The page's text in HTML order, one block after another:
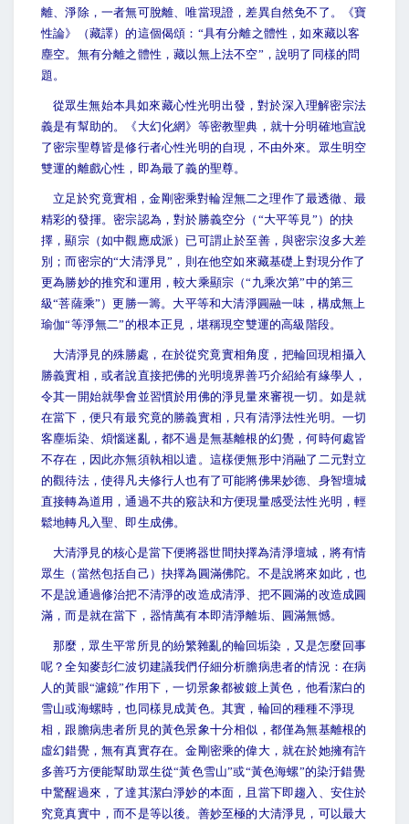
離、淨除，一者無可脫離、唯當現證，差異自然免不了。《寶
性論》（藏譯）的這個偈頌：“具有分離之體性，如來藏以客
塵空。無有分離之體性，藏以無上法不空”，說明了同樣的問
題。
從眾生無始本具如來藏心性光明出發，對於深入理解密宗法
義是有幫助的。《大幻化網》等密教聖典，就十分明確地宣說
了密宗聖尊皆是修行者心性光明的自現，不由外來。眾生明空
雙運的離戲心性，即為最了義的聖尊。
立足於究竟實相，金剛密乘對輪涅無二之理作了最透徹、最
精彩的發揮。密宗認為，對於勝義空分（“大平等見”）的抉
擇，顯宗（如中觀應成派）已可謂止於至善，與密宗沒多大差
別；而密宗的“大清淨見”，則在他空如來藏基礎上對現分作了
更為勝妙的推究和運用，較大乘顯宗（“九乘次第”中的第三
級“菩薩乘”）更勝一籌。大平等和大清淨圓融一味，構成無上
瑜伽“等淨無二”的根本正見，堪稱現空雙運的高級階段。
大清淨見的殊勝處，在於從究竟實相角度，把輪回現相攝入
勝義實相，或者說直接把佛的光明境界善巧介紹給有緣學人，
令其一開始就學會並習慣於用佛的淨見量來審視一切。如是就
在當下，便只有最究竟的勝義實相，只有清淨法性光明。一切
客塵垢染、煩惱迷亂，都不過是無基離根的幻覺，何時何處皆
不存在，因此亦無須執相以遣。這樣便無形中消融了二元對立
的觀待法，使得凡夫修行人也有了可能將佛果妙德、身智壇城
直接轉為道用，通過不共的竅訣和方便現量感受法性光明，輕
鬆地轉凡入聖、即生成佛。
大清淨見的核心是當下便將器世間抉擇為清淨壇城，將有情
眾生（當然包括自己）抉擇為圓滿佛陀。不是說將來如此，也
不是說通過修治把不清淨的改造成清淨、把不圓滿的改造成圓
滿，而是就在當下，器情萬有本即清淨離垢、圓滿無憾。
那麼，眾生平常所見的紛繁雜亂的輪回垢染，又是怎麼回事
呢？全知麥彭仁波切建議我們仔細分析膽病患者的情況：在病
人的黃眼“濾鏡”作用下，一切景象都被鍍上黃色，他看潔白的
雪山或海螺時，也同樣見成黃色。其實，輪回的種種不淨現
相，跟膽病患者所見的黃色景象十分相似，都僅為無基離根的
虛幻錯覺，無有真實存在。金剛密乘的偉大，就在於她擁有許
多善巧方便能幫助眾生從“黃色雪山”或“黃色海螺”的染汙錯覺
中驚醒過來，了達其潔白淨妙的本面，且當下即趨入、安住於
究竟真實中，而不是等以後。善妙至極的大清淨見，可以最大